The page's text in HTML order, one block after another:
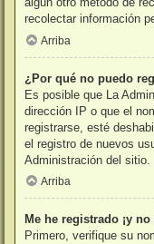
recolectar información
Arriba
¿Por qué no puedo
Es posible que La
dirección IP o que el
registrarse, esté
el registro de nuevos
Administración del sitio.
Arriba
Me he registrado ¡y
Primero, verifique su